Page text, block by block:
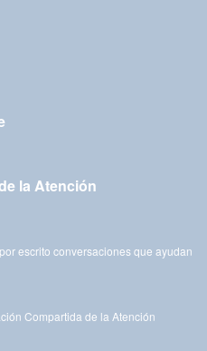
la Atención
escrito conversaciones que ayudan
Compartida de la Atención